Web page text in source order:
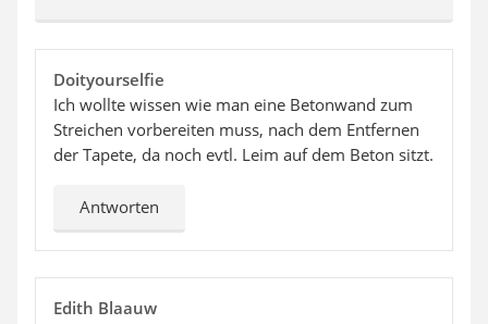
Doityourselfie
Ich wollte wissen wie man eine Betonwand zum
Streichen vorbereiten muss, nach dem Entfernen
der Tapete, da noch evtl. Leim auf dem Beton sitzt.
Antworten
Edith Blaauw